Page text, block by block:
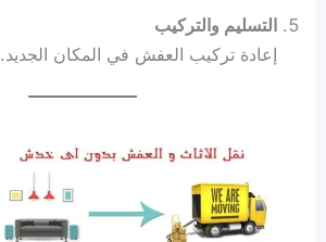
التسليم والتركيب
إعادة تركيب العفش في المكان الجديد.